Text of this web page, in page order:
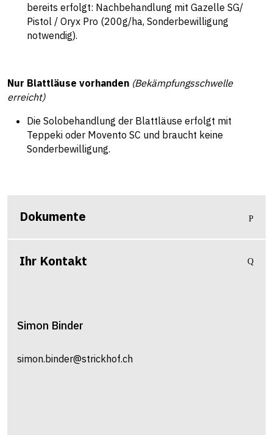
bereits erfolgt: Nachbehandlung mit Gazelle SG/
Pistol / Oryx Pro (200g/ha, Sonderbewilligung
notwendig).
Nur Blattläuse vorhanden (Bekämpfungsschwelle
erreicht)
Die Solobehandlung der Blattläuse erfolgt mit
Teppeki oder Movento SC und braucht keine
Sonderbewilligung.
Dokumente
Ihr Kontakt
Simon Binder
simon.binder@strickhof.ch